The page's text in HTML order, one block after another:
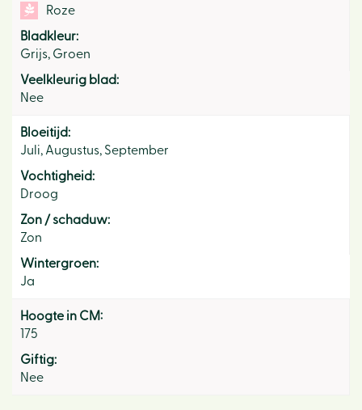
Roze
Bladkleur:
Grijs, Groen
Veelkleurig blad:
Nee
Bloeitijd:
Juli, Augustus, September
Vochtigheid:
Droog
Zon / schaduw:
Zon
Wintergroen:
Ja
Hoogte in CM:
175
Giftig:
Nee